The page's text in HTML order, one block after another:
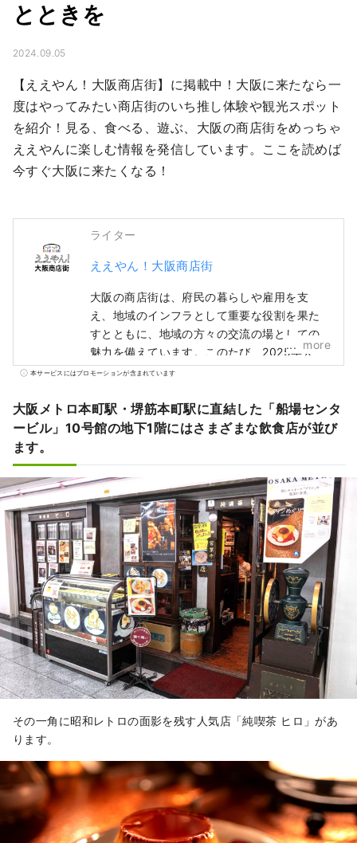
とときを
2024.09.05
【ええやん！大阪商店街】に掲載中！大阪に来たなら一
度はやってみたい商店街のいち推し体験や観光スポット
を紹介！見る、食べる、遊ぶ、大阪の商店街をめっちゃ
ええやんに楽しむ情報を発信しています。ここを読めば
今すぐ大阪に来たくなる！
ライター
ええやん！大阪商店街
大阪の商店街は、府民の暮らしや雇用を支
え、地域のインフラとして重要な役割を果た
すとともに、地域の方々の交流の場としての
魅力を備えています。このたび、2025年大
阪・関西万博の開催も見据え、大阪の商店街
として、ポータルサイト「ええやん！大阪商
店街」をオープンしました。 「こんな商店街
なかった商店街、地元の商店街の新たな一面
の発見など、商店街との素敵な出会いのきっ
かけに、「ええやん！大阪商店街」をぜひご
活用ください。
more
本サービスにはプロモーションが含まれています
大阪メトロ本町駅・堺筋本町駅に直結した「船場センタ
ービル」10号館の地下1階にはさまざまな飲食店が並び
ます。
その一角に昭和レトロの面影を残す人気店「純喫茶 ヒロ」があ
ります。